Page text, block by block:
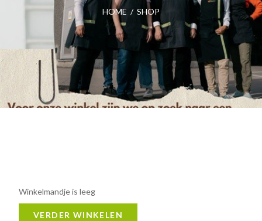
HOME / SHOP
Winkelmandje is leeg
VERDER WINKELEN